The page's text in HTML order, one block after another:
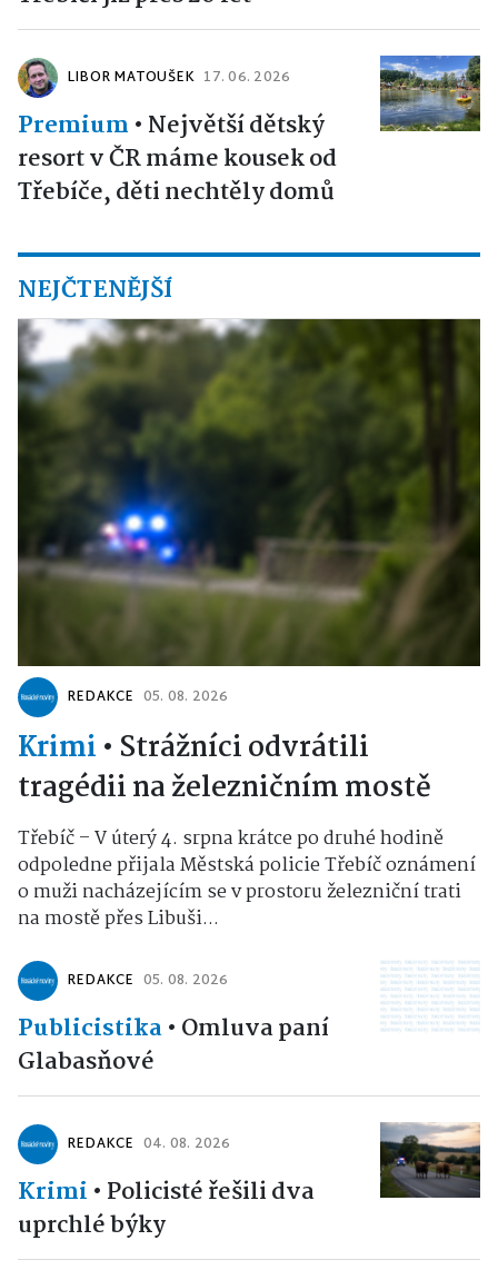
LIBOR MATOUŠEK 17. 06. 2026
Premium • Největší dětský
resort v ČR máme kousek od
Třebíče, děti nechtěly domů
NEJČTENĚJŠÍ
REDAKCE 05. 08. 2026
Krimi • Strážníci odvrátili
tragédii na železničním mostě
Třebíč – V úterý 4. srpna krátce po druhé hodině
odpoledne přijala Městská policie Třebíč oznámení
o muži nacházejícím se v prostoru železniční trati
na mostě přes Libuši...
REDAKCE 05. 08. 2026
Publicistika• Omluva paní
Glabasňové
REDAKCE 04. 08. 2026
Krimi • Policisté řešili dva
uprchlé býky